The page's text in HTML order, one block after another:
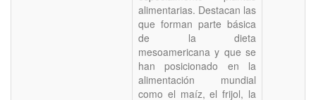
alimentarias. Destacan las
que forman parte básica
de la dieta
mesoamericana y que se
han posicionado en la
alimentación mundial
como el maíz, el frijol, la